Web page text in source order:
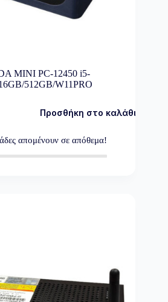
MINI PC-12450 i5-
512GB/W11PRO
Προσθήκη στο καλάθι
απομένουν σε απόθεμα!